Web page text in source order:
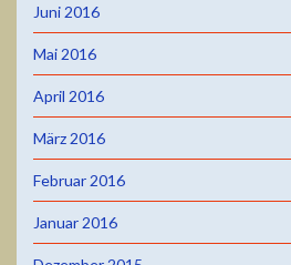
Juni 2016
Mai 2016
April 2016
März 2016
Februar 2016
Januar 2016